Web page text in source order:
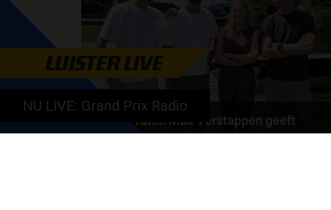
Iedere...
door
F1 aan Tafel: Max Verstappen geeft
advies
LUISTER LIVE
NU LIVE: Grand Prix Radio